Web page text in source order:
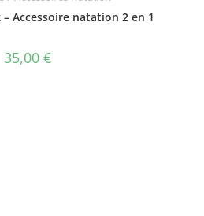
Accessoire natation 2 en 1
35,00 €